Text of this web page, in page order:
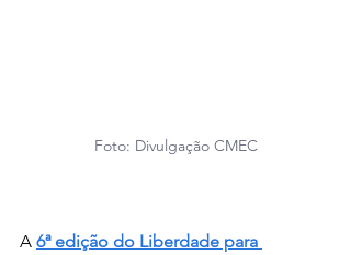
Foto: Divulgação CMEC
A 6ª edição do Liberdade para